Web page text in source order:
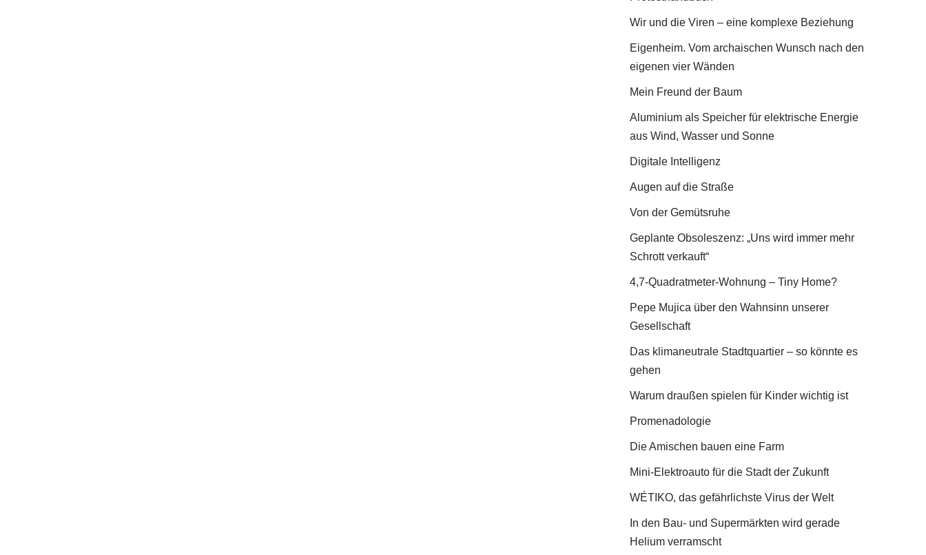
Wir und die Viren – eine komplexe Beziehung
Eigenheim. Vom archaischen Wunsch nach den
eigenen vier Wänden
Mein Freund der Baum
Aluminium als Speicher für elektrische Energie
aus Wind, Wasser und Sonne
Digitale Intelligenz
Augen auf die Straße
Von der Gemütsruhe
Geplante Obsoleszenz: „Uns wird immer mehr
Schrott verkauft“
4,7-Quadratmeter-Wohnung – Tiny Home?
Pepe Mujica über den Wahnsinn unserer
Gesellschaft
Das klimaneutrale Stadtquartier – so könnte es
gehen
Warum draußen spielen für Kinder wichtig ist
Promenadologie
Die Amischen bauen eine Farm
Mini-Elektroauto für die Stadt der Zukunft
WÉTIKO, das gefährlichste Virus der Welt
In den Bau- und Supermärkten wird gerade
Helium verramscht